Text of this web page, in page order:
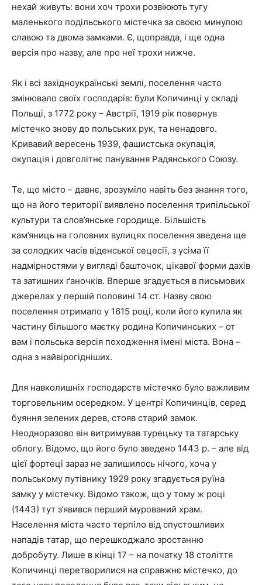
нехай живуть: вони хоч трохи розвіюють тугу
маленького подільського містечка за своєю минулою
славою та двома замками. Є, щоправда, і ще одна
версія про назву, але про неї трохи нижче.
Як і всі західноукраїнські землі, поселення часто
змінювало своїх господарів: були Копичинці у складі
Польщі, з 1772 року – Австрії, 1919 рік повернув
містечко знову до польських рук, та ненадовго.
Кривавий вересень 1939, фашистська окупація,
окупація і довголітнє панування Радянського Союзу.
Те, що місто – давнє, зрозуміло навіть без знання того,
що на його території виявлено поселення трипільської
культури та слов’янське городище. Більшість
кам’яниць на головних вулицях поселення зведена ще
за солодких часів віденської сецесії, з усіма її
надмірностями у вигляді башточок, цікавої форми дахів
та затишних ґаночків. Вперше згадується в письмових
джерелах у першій половині 14 ст. Назву свою
поселення отримало у 1615 році, коли його купила як
частину більшого маєтку родина Копичинських – от
вам і польська версія походження імені міста. Вона –
одна з найвірогідніших.
Для навколишніх господарств містечко було важливим
торговельним осередком. У центрі Копичинців, серед
буяння зелених дерев, стояв старий замок.
Неодноразово він витримував турецьку та татарську
облогу. Відомо, що його було зведено 1443 р. – але від
цієї фортеці зараз не залишилось нічого, хоча у
польському путівнику 1929 року згадується руїна
замку у містечку. Відомо також, що у тому ж році
(1443) тут з’явився перший мурований храм.
Населення міста часто терпіло від спустошливих
нападів татар, що перешкоджало зростанню
добробуту. Лише в кінці 17 – на початку 18 століття
Копичинці перетворилися на справжнє містечко, до